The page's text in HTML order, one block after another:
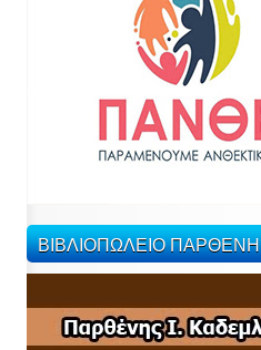
ΒΙΒΛΙΟΠΩΛΕΙΟ ΠΑΡΘΕΝΗ